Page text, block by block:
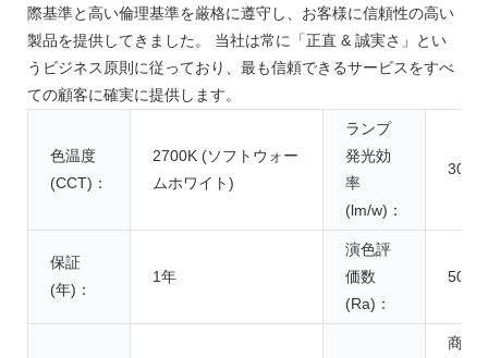
際基準と高い倫理基準を厳格に遵守し、お客様に信頼性の高い
製品を提供してきました。 当社は常に「正直 & 誠実さ」とい
うビジネス原則に従っており、最も信頼できるサービスをすべ
ての顧客に確実に提供します。
色温度
(CCT)：
2700K (ソフトウォー
ムホワイト)
ランプ
発光効
率
(lm/w)：
30
保証
(年)：
1年
演色評
価数
(Ra)：
50
商業